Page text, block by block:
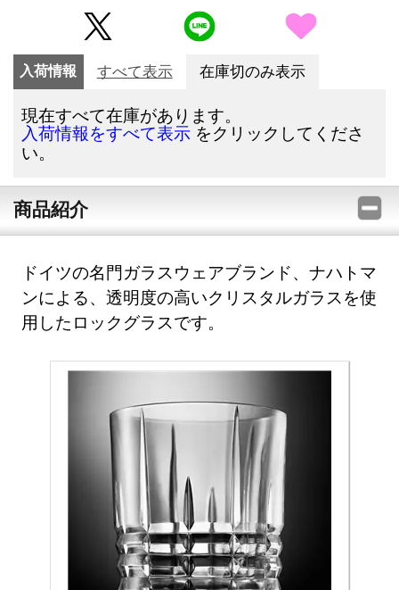
入荷情報 すべて表示 在庫切のみ表示
現在すべて在庫があります。
入荷情報をすべて表示 をクリックしてくださ
い。
商品紹介
ドイツの名門ガラスウェアブランド、ナハトマ
ンによる、透明度の高いクリスタルガラスを使
用したロックグラスです。